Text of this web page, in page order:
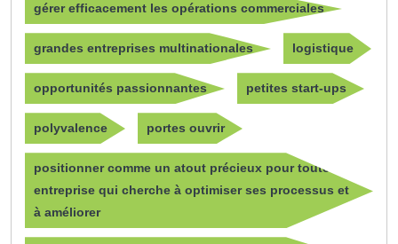
gérer efficacement les opérations commerciales
grandes entreprises multinationales logistique
opportunités passionnantes petites start-ups
polyvalence portes ouvrir
positionner comme un atout précieux pour toute
entreprise qui cherche à optimiser ses processus et
à améliorer